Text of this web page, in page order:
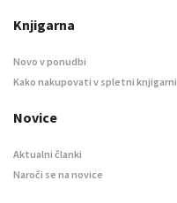
Knjigarna
Novo v ponudbi
Kako nakupovati v spletni knjigarni
Novice
Aktualni članki
Naroči se na novice